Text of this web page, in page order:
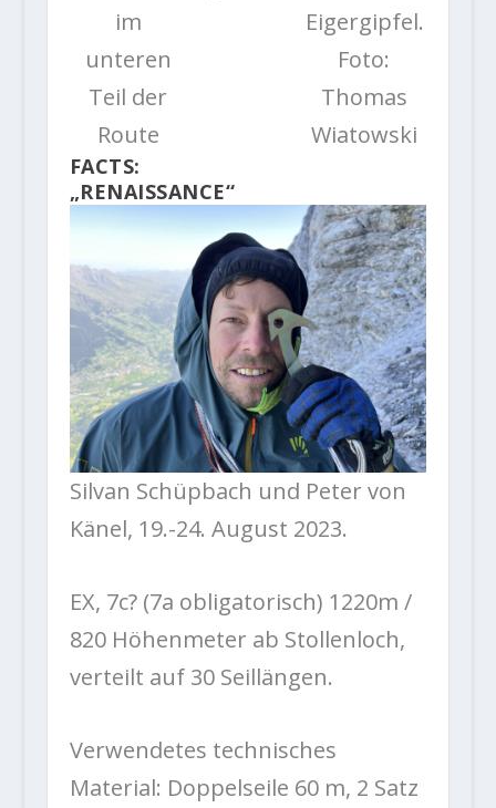
im
unteren
Teil der
Route
Eigergipfel.
Foto:
Thomas
Wiatowski
FACTS:
„RENAISSANCE“
Silvan Schüpbach und Peter von
Känel, 19.-24. August 2023.
EX, 7c? (7a obligatorisch) 1220m /
820 Höhenmeter ab Stollenloch,
verteilt auf 30 Seillängen.
Verwendetes technisches
Material: Doppelseile 60 m, 2 Satz